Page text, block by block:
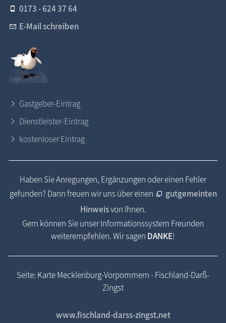
0173 - 624 37 64
E-Mail schreiben
Gastgeber-Eintrag
Dienstleister-Eintrag
kostenloser Eintrag
Haben Sie Anregungen, Ergänzungen oder einen Fehler
gefunden? Dann freuen wir uns über einen
gutgemeinten
Hinweisvon Ihnen.
Gern können Sie unser Informationssystem Freunden
weiterempfehlen. Wir sagen DANKE!
Seite: Karte Mecklenburg-Vorpommern - Fischland-Darß-
Zingst
www.fischland-darss-zingst.net